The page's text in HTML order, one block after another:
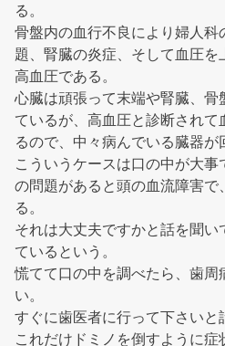
る。
骨盤内の血行不良により婦人科
題、腎臓の炎症、そして血圧
高血圧である。
心臓は頑張って末端や腎臓、骨
ているが、高血圧と診断されて
るので、中々病んでいる臓器が
こういうケースは口の中が大
の問題があると頭の血流障害で
る。
それは大丈夫ですかと話を聞い
ているという。
慌てて口の中を調べたら、歯周
い。
すぐに歯医者に行って下さいと
これだけドミノを倒すように